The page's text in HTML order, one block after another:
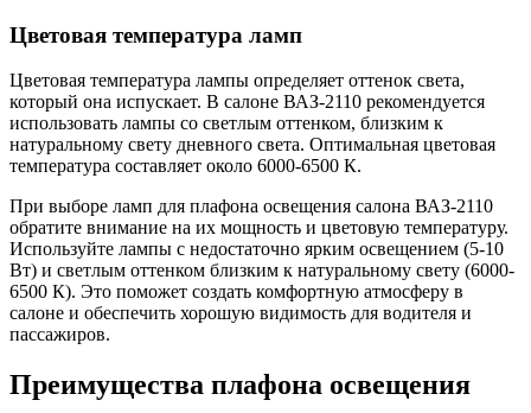
Цветовая температура ламп
Цветовая температура лампы определяет оттенок света,
который она испускает. В салоне ВАЗ-2110 рекомендуется
использовать лампы со светлым оттенком, близким к
натуральному свету дневного света. Оптимальная цветовая
температура составляет около 6000-6500 К.
При выборе ламп для плафона освещения салона ВАЗ-2110
обратите внимание на их мощность и цветовую температуру.
Используйте лампы с недостаточно ярким освещением (5-10
Вт) и светлым оттенком близким к натуральному свету (6000-
6500 К). Это поможет создать комфортную атмосферу в
салоне и обеспечить хорошую видимость для водителя и
пассажиров.
Преимущества плафона освещения